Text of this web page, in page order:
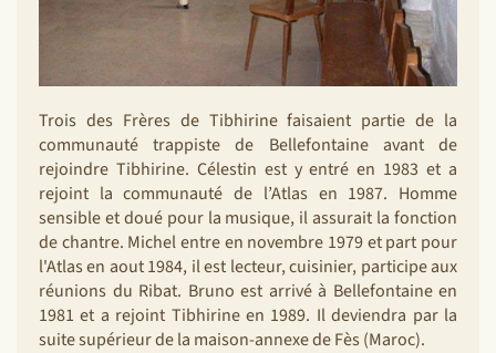
Trois des Frères de Tibhirine faisaient partie de la
communauté trappiste de Bellefontaine avant de
rejoindre Tibhirine. Célestin est y entré en 1983 et a
rejoint la communauté de l’Atlas en 1987. Homme
sensible et doué pour la musique, il assurait la fonction
de chantre. Michel entre en novembre 1979 et part pour
l'Atlas en aout 1984, il est lecteur, cuisinier, participe aux
réunions du Ribat. Bruno est arrivé à Bellefontaine en
1981 et a rejoint Tibhirine en 1989. Il deviendra par la
suite supérieur de la maison-annexe de Fès (Maroc).